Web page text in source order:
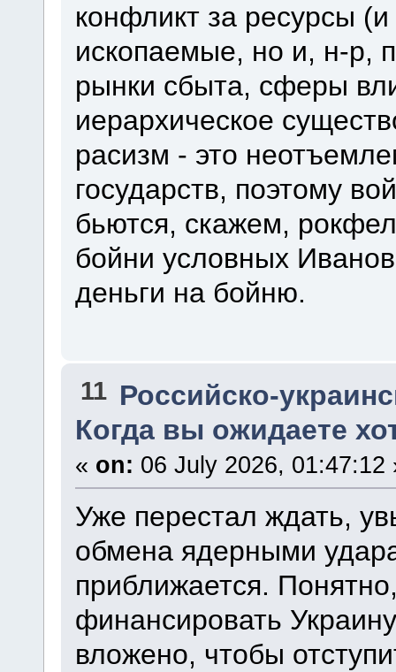
конфликт за ресурсы
ископаемые, но и, н-р,
рынки сбыта, сферы
иерархическое
расизм - это
государств, поэтому
бьются, скажем,
бойни условных
деньги на бойню.
11 Российско-
Когда вы ожидаете
« on: 06 July 2026, 01:47:12
Уже перестал ждать,
обмена ядерными
приближается.
финансировать
вложено, чтобы